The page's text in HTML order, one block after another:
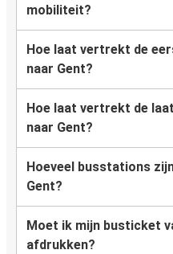
mobiliteit?
Hoe laat vertrekt de
naar Gent?
Hoe laat vertrekt de
naar Gent?
Hoeveel busstations
Gent?
Moet ik mijn busticket
afdrukken?